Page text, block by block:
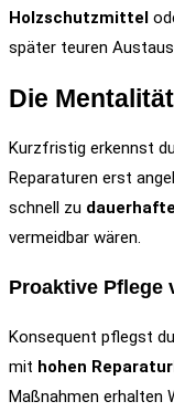
Holzschutzmittel
später teuren
Die
Kurzfristig erkennst
Reparaturen erst
schnell zu
vermeidbar wären.
Proaktive Pflege
Konsequent pflegst
mit hohen
Maßnahmen erhalten